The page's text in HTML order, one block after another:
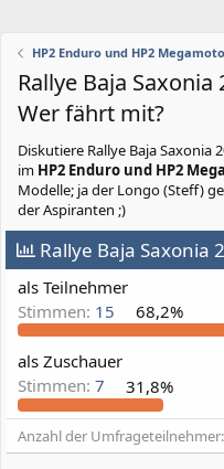
HP2 Enduro und HP2 Megamoto
Rallye Baja
Wer fährt mit?
Diskutiere Rallye Baja Saxonia
im HP2 Enduro und HP2
Modelle; ja der Longo (Steff)
der Aspiranten ;)
Rallye Baja Saxonia
als Teilnehmer
Stimmen: 15 68,2%
als Zuschauer
Stimmen: 7 31,8%
Anzahl der Umfrageteilnehmer